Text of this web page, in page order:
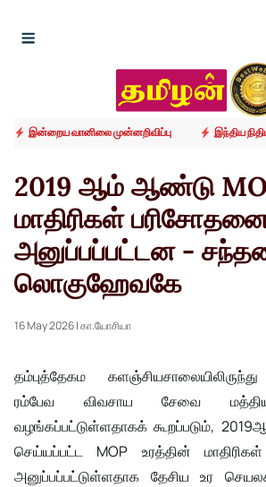
இன்றைய வானிலை முன்னறிவிப்பு இந்திய
2019 ஆம் ஆண்டு
மாதிரிகள்
அனுப்பப்பட்டன -
லொகுஹேவகே
16 May 2026| கா.யோசியா
தம்புத்தேகம
ரம்பேவ விவசாய சேவை மத்திய
வழங்கப்பட்டுள்ளதாகக் கூறப்படும்,
செய்யப்பட்ட MOP உரத்தின்
அனுப்பப்பட்டுள்ளதாக தேசிய உர